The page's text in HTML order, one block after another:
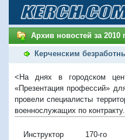
Архив новостей за 2010
Керченским
<На днях в городском
«Презентация профессий»
провели специалисты
военнослужащих по контракту.
Инструктор 170-го